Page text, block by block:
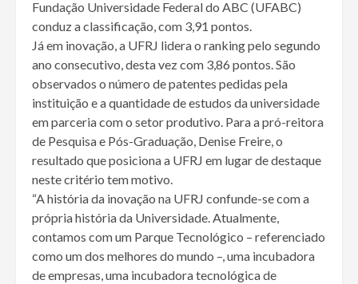
Fundação Universidade Federal do ABC (UFABC)
conduz a classificação, com 3,91 pontos.
Já em inovação, a UFRJ lidera o ranking pelo segundo
ano consecutivo, desta vez com 3,86 pontos. São
observados o número de patentes pedidas pela
instituição e a quantidade de estudos da universidade
em parceria com o setor produtivo. Para a pró-reitora
de Pesquisa e Pós-Graduação, Denise Freire, o
resultado que posiciona a UFRJ em lugar de destaque
neste critério tem motivo.
“A história da inovação na UFRJ confunde-se com a
própria história da Universidade. Atualmente,
contamos com um Parque Tecnológico – referenciado
como um dos melhores do mundo –, uma incubadora
de empresas, uma incubadora tecnológica de